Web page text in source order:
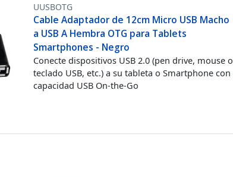
UUSBOTG
Cable Adaptador de 12cm Micro USB Macho
a USB A Hembra OTG para Tablets
Smartphones - Negro
Conecte dispositivos USB 2.0 (pen drive, mouse o
teclado USB, etc.) a su tableta o Smartphone con
capacidad USB On-the-Go